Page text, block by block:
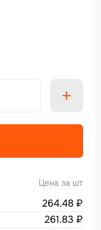
Цена за шт
264.48 ₽
261.83 ₽